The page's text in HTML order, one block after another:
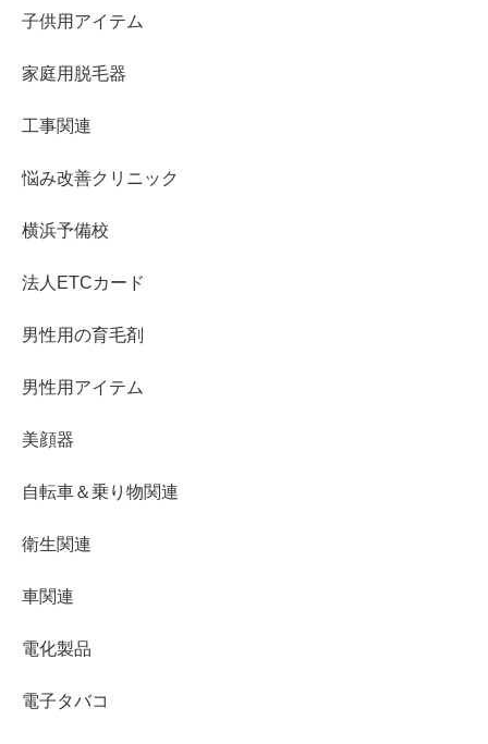
子供用アイテム
家庭用脱毛器
工事関連
悩み改善クリニック
横浜予備校
法人ETCカード
男性用の育毛剤
男性用アイテム
美顔器
自転車＆乗り物関連
衛生関連
車関連
電化製品
電子タバコ